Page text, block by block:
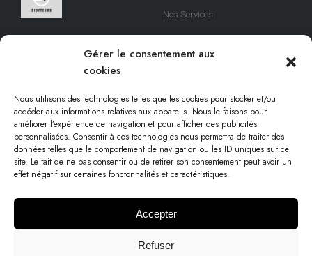
Gérer le consentement aux
cookies
Nous utilisons des technologies telles que les cookies pour stocker et/ou
accéder aux informations relatives aux appareils. Nous le faisons pour
améliorer l’expérience de navigation et pour afficher des publicités
personnalisées. Consentir à ces technologies nous permettra de traiter des
données telles que le comportement de navigation ou les ID uniques sur ce
site. Le fait de ne pas consentir ou de retirer son consentement peut avoir un
effet négatif sur certaines fonctonnalités et caractéristiques.
Accepter
Refuser
qui s’efforce de créer des
solutions digitales qui
Nos Services
Informations légales
Conditions d'utilisation